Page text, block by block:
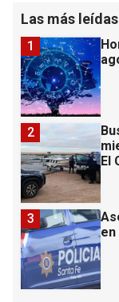
Las más leídas
1
El
2
en
3